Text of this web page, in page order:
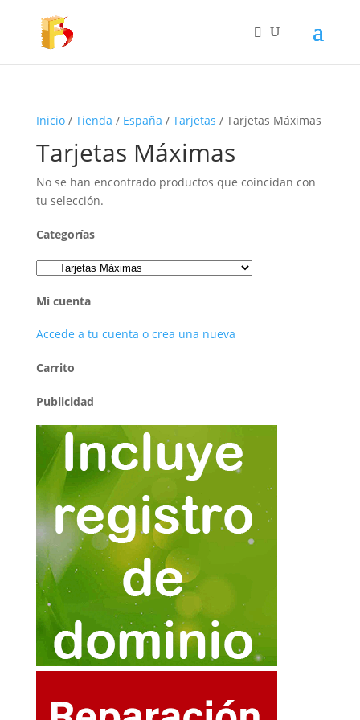
Inicio/ Tienda / España / Tarjetas / Tarjetas Máximas
Tarjetas Máximas
No se han encontrado productos que coincidan con
tu selección.
Categorías
Mi cuenta
Accede a tu cuenta o crea una nueva
Carrito
Publicidad